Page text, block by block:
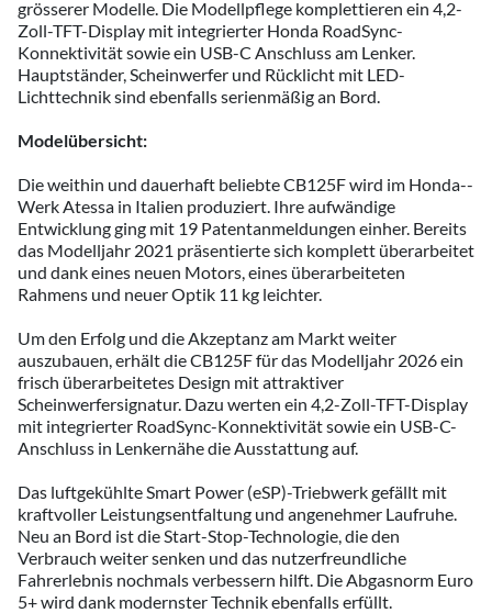
grösserer Modelle. Die Modellpflege komplettieren ein 4,2-
Zoll-TFT-Display mit integrierter Honda RoadSync-
Konnektivität sowie ein USB-C Anschluss am Lenker.
Hauptständer, Scheinwerfer und Rücklicht mit LED-
Lichttechnik sind ebenfalls serienmäßig an Bord.
Modelübersicht:
Die weithin und dauerhaft beliebte CB125F wird im Honda-­
Werk Atessa in Italien produziert. Ihre aufwändige
Entwicklung ging mit 19 Patentanmeldungen einher. Bereits
das Modelljahr 2021 präsentierte sich komplett überarbeitet
und dank eines neuen Motors, eines überarbeiteten
Rahmens und neuer Optik 11 kg leichter.
Um den Erfolg und die Akzeptanz am Markt weiter
auszubauen, erhält die CB125F für das Modelljahr 2026 ein
frisch überarbeitetes Design mit attraktiver
Scheinwerfersignatur. Dazu werten ein 4,2-Zoll-TFT-Display
mit integrierter RoadSync-Konnektivität sowie ein USB-C-
Anschluss in Lenkernähe die Ausstattung auf.
Das luftgekühlte Smart Power (eSP)-Triebwerk gefällt mit
kraftvoller Leistungsentfaltung und angenehmer Laufruhe.
Neu an Bord ist die Start-Stop-Technologie, die den
Verbrauch weiter senken und das nutzerfreundliche
Fahrerlebnis nochmals verbessern hilft. Die Abgasnorm Euro
5+ wird dank modernster Technik ebenfalls erfüllt.